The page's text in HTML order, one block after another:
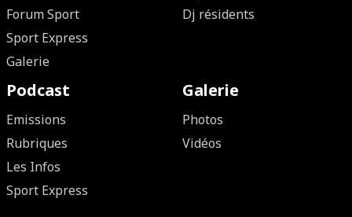
Forum Sport
Sport Express
Galerie
Dj résidents
Podcast
Emissions
Rubriques
Les Infos
Sport Express
Galerie
Photos
Vidéos